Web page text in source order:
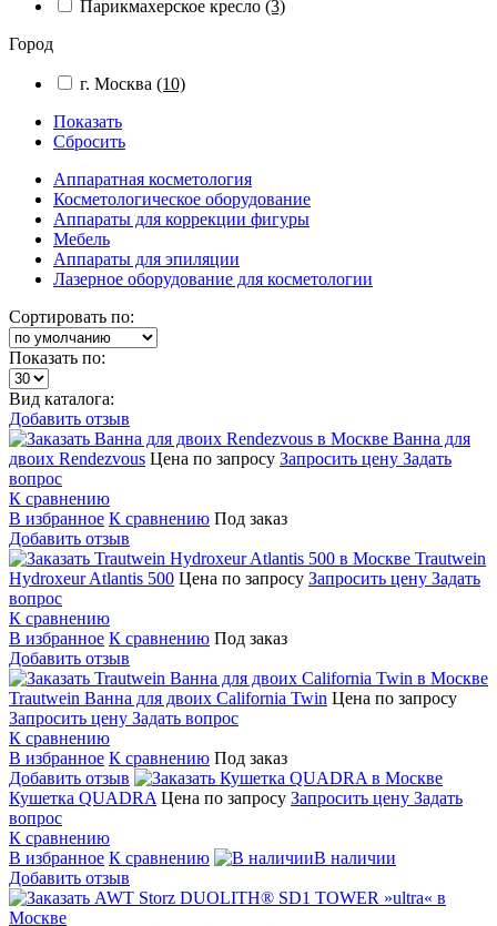
Парикмахерское кресло (3)
Город
г. Москва (10)
Показать
Сбросить
Аппаратная косметология
Косметологическое оборудование
Аппараты для коррекции фигуры
Мебель
Аппараты для эпиляции
Лазерное оборудование для косметологии
Сортировать по:
Показать по:
Вид каталога:
Добавить отзыв
Ванна для
двоих Rendezvous Цена по запросу Запросить цену Задать
вопрос
К сравнению
В избранное К сравнению Под заказ
Добавить отзыв
Trautwein
Hydroxeur Atlantis 500 Цена по запросу Запросить цену Задать
вопрос
К сравнению
В избранное К сравнению Под заказ
Добавить отзыв
Trautwein Ванна для двоих California Twin Цена по запросу
Запросить цену Задать вопрос
К сравнению
В избранное К сравнению Под заказ
Добавить отзыв
Кушетка QUADRA Цена по запросу Запросить цену Задать
вопрос
К сравнению
В избранное К сравнению
В наличии
Добавить отзыв